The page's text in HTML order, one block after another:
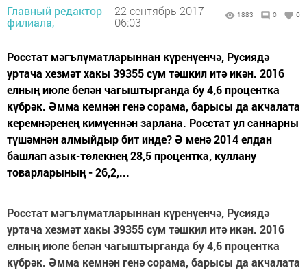
Главный редактор
филиала,
22 сентябрь 2017 -
06:03
1883 0 0
Росстат мәгълүматларыннан күренүенчә, Русиядә
уртача хезмәт хакы 39355 сум тәшкил итә икән. 2016
елның июле белән чагыштырганда бу 4,6 процентка
күбрәк. Әмма кемнән генә сорама, барысы да акчалата
керемнәренең кимүеннән зарлана. Росстат ул саннарны
түшәмнән алмыйдыр бит инде? Ә менә 2014 елдан
башлап азык-төлекнең 28,5 процентка, куллану
товарларының - 26,2,...
Росстат мәгълүматларыннан күренүенчә, Русиядә
уртача хезмәт хакы 39355 сум тәшкил итә икән. 2016
елның июле белән чагыштырганда бу 4,6 процентка
күбрәк. Әмма кемнән генә сорама, барысы да акчалата